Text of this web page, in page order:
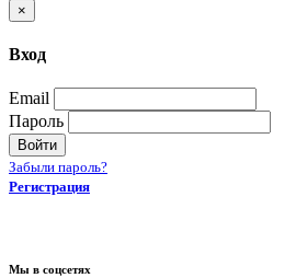
×
Вход
Email
Пароль
Войти
Забыли пароль?
Регистрация
Мы в соцсетях